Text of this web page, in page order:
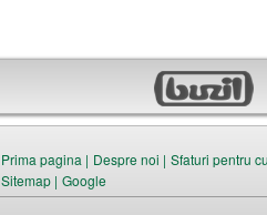
Prima pagina | Despre noi | Sfaturi pentru
Sitemap | Google